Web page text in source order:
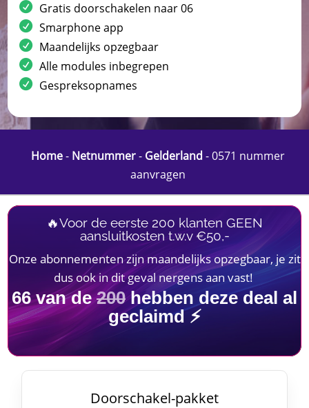
Gratis doorschakelen naar 06
Smarphone app
Maandelijks opzegbaar
Alle modules inbegrepen
Gespreksopnames
Home- Netnummer- Gelderland -0571 nummer
aanvragen
🔥Voor de eerste 200 klanten GEEN
aansluitkosten t.w.v €50,-
Onze abonnementen zijn maandelijks opzegbaar, je zit
dus ook in dit geval nergens aan vast!
66van de200hebben deze deal al
geclaimd ⚡
Doorschakel-pakket